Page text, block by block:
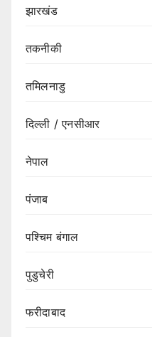
झारखंड
तकनीकी
तमिलनाडु
दिल्ली / एनसीआर
नेपाल
पंजाब
पश्चिम बंगाल
पुडुचेरी
फरीदाबाद